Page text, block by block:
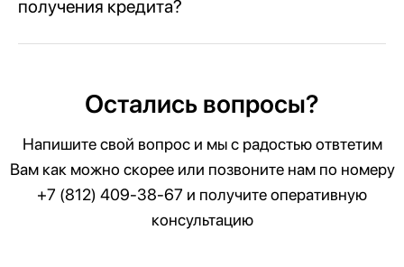
получения кредита?
Остались вопросы?
Напишите свой вопрос и мы с радостью отвтетим
Вам как можно скорее или позвоните нам по номеру
+7 (812) 409-38-67 и получите оперативную
консультацию